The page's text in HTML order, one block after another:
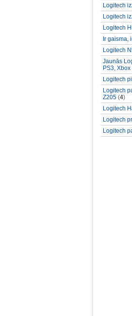
Logitech
Logitech
Logitech
Ir gaisma,
Logitech
Jaunās
PS3,
Logitech
Logitech
Z205 (4)
Logitech
Logitech
Logitech